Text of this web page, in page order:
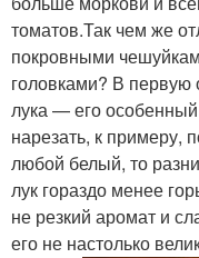
томатов.Так чем же
покровными
головками? В первую
лука — его
нарезать, к примеру,
любой белый, то
лук гораздо менее
не резкий аромат и
его не настолько